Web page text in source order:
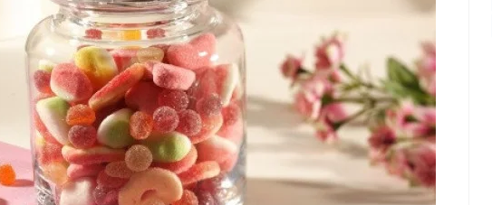
Сушилки для овощей и фруктов
Тостеры
Фритюрницы
Хлебопечки
Электрические печи
Электрочайники